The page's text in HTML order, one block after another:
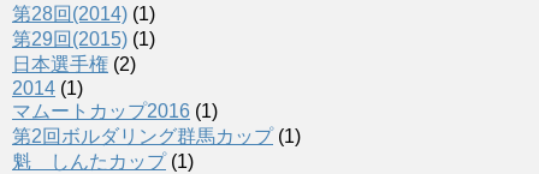
第28回(2014) (1)
第29回(2015) (1)
日本選手権 (2)
2014 (1)
マムートカップ2016 (1)
第2回ボルダリング群馬カップ(1)
魁 しんたカップ(1)